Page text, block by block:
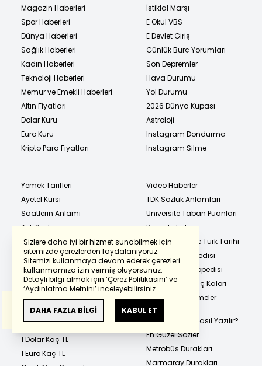
Sizlere daha iyi bir hizmet sunabilmek için
sitemizde çerezlerden faydalanıyoruz.
Sitemizi kullanmaya devam ederek çerezleri
kullanmamıza izin vermiş oluyorsunuz.
Detaylı bilgi almak için ‘Çerez Politikasını’ve
‘Aydınlatma Metnini’inceleyebilirsiniz.
DAHA FAZLA BİLGİ KABUL ET
Magazin Haberleri
Spor Haberleri
Dünya Haberleri
Sağlık Haberleri
Kadın Haberleri
Teknoloji Haberleri
Memur ve Emekli Haberleri
Altın Fiyatları
Dolar Kuru
Euro Kuru
Kripto Para Fiyatları
İstiklal Marşı
E Okul VBS
E Devlet Giriş
Günlük Burç Yorumları
Son Depremler
Hava Durumu
Yol Durumu
2026 Dünya Kupası
Astroloji
Instagram Dondurma
Instagram Silme
Yemek Tarifleri
Ayetel Kürsi
Saatlerin Anlamı
Aşk Sözleri
Günaydın Mesajları
Gram Altın
Çeyrek Altın
Yarım Altın
Ata Altın
Cumhuriyet Altını
1 Dolar Kaç TL
1 Euro Kaç TL
Video Haberler
TDK Sözlük Anlamları
Üniversite Taban Puanları
Rüya Tabirleri
Dünya Tarihi ve Türk Tarihi
İslam Ansiklopedisi
TÜBİTAK Ansiklopedisi
Hangi Besin Kaç Kalori
Eş Anlamlı Kelimeler
Sözlüğü
Hangi Kelime Nasıl Yazılır?
En Güzel Sözler
Metrobüs Durakları
Marmaray Durakları
Powered by Translate
Bu çevirideGoogle Transletekullanılmıştır.
Anlam ve çeviri hatalarından
haberturk.com
sorumlu değildir.